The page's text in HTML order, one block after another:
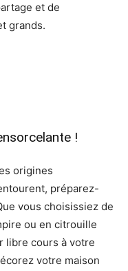
et de
grands.
!
origines
préparez-
vous choisissiez de
ou en citrouille
libre cours à votre
votre maison